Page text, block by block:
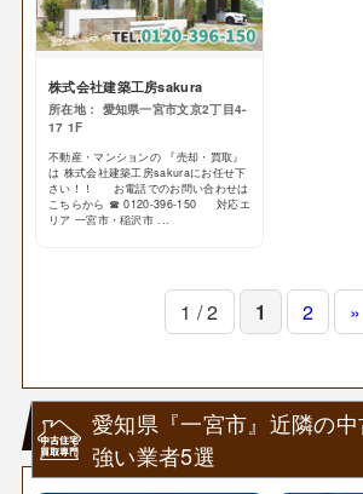
株式会社建築工房sakura
所在地： 愛知県一宮市文京2丁目4-
17 1F
不動産・マンションの 『売却・買取』
は 株式会社建築工房sakuraにお任せ下
さい！！ お電話でのお問い合わせは
こちらから ☎ 0120-396-150 対応エ
リア 一宮市・稲沢市 ...
1 / 2 1 2 »
愛知県『一宮市』近隣の
強い業者5選